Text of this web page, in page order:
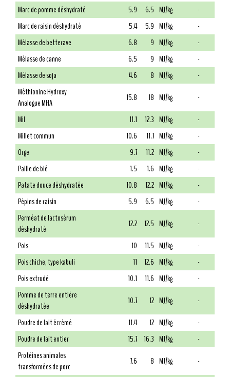
Marc de pomme déshydraté
5.9 6.5 MJ/kg
-
Marc de raisin déshydraté
5.4 5.9 MJ/kg
-
Mélasse de betterave
6.8 9 MJ/kg
-
Mélasse de canne
6.5 9 MJ/kg
-
Mélasse de soja
4.6 8 MJ/kg
-
Méthionine Hydroxy
Analogue MHA
15.8 18 MJ/kg
-
Mil
11.1 12.3 MJ/kg
-
Millet commun
10.6 11.7 MJ/kg
-
Orge
9.7 11.2 MJ/kg
-
Paille de blé
1.5 1.6 MJ/kg
-
Patate douce déshydratée
10.8 12.2 MJ/kg
-
Pépins de raisin
5.9 6.5 MJ/kg
-
Perméat de lactosérum
déshydraté
12.2 12.5 MJ/kg
-
Pois
10 11.5 MJ/kg
-
Pois chiche, type kabuli
11 12.6 MJ/kg
-
Pois extrudé
10.1 11.6 MJ/kg
-
Pomme de terre entière
déshydratée
10.7 12 MJ/kg
-
Poudre de lait écrémé
11.4 12 MJ/kg
-
Poudre de lait entier
15.7 16.3 MJ/kg
-
Protéines animales
transformées de porc
7.6 8 MJ/kg
-